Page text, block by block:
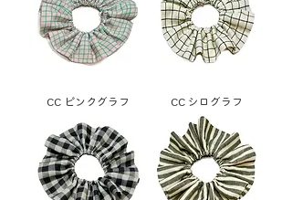
CC ピンクグラフ CC シログラフ